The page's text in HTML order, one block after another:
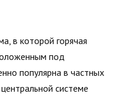
в которой горячая
под
популярна в частных
системе